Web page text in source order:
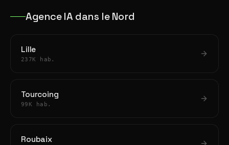
Agence IA dans le Nord
Lille
237K hab.
Tourcoing
99K hab.
Roubaix